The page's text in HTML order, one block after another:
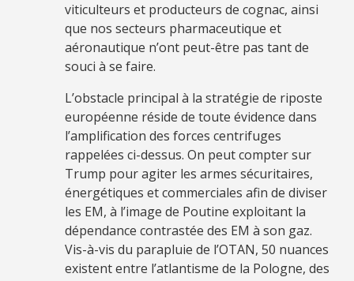
viticulteurs et producteurs de cognac, ainsi
que nos secteurs pharmaceutique et
aéronautique n’ont peut-être pas tant de
souci à se faire.
L’obstacle principal à la stratégie de riposte
européenne réside de toute évidence dans
l’amplification des forces centrifuges
rappelées ci-dessus. On peut compter sur
Trump pour agiter les armes sécuritaires,
énergétiques et commerciales afin de diviser
les EM, à l’image de Poutine exploitant la
dépendance contrastée des EM à son gaz.
Vis-à-vis du parapluie de l’OTAN, 50 nuances
existent entre l’atlantisme de la Pologne, des